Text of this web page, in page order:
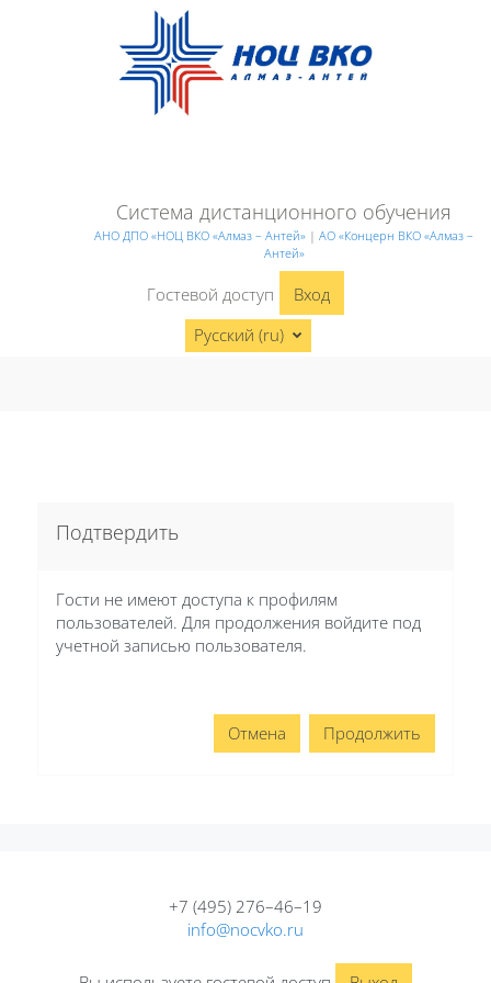
Перейти к основному содержанию
Система дистанционного обучения
АНО ДПО «НОЦ ВКО «Алмаз – Антей» | АО «Концерн ВКО «Алмаз –
Антей»
Гостевой доступ
Вход
Русский ‎(ru)‎
Подтвердить
Гости не имеют доступа к профилям
пользователей. Для продолжения войдите под
учетной записью пользователя.
Отмена Продолжить
+7 (495) 276–46–19
info@nocvko.ru